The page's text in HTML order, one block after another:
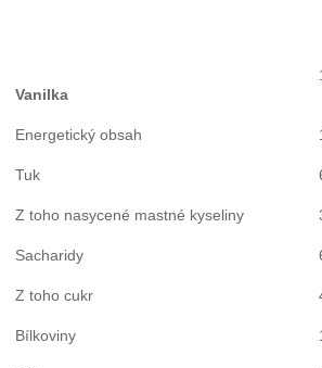
Vanilka
Energetický obsah
Tuk
Z toho nasycené mastné kyseliny
Sacharidy
Z toho cukr
Bílkoviny